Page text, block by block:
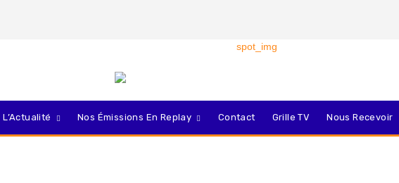
L’Actualité Nos Émissions En Replay Contact Grille TV Nous Recevoir